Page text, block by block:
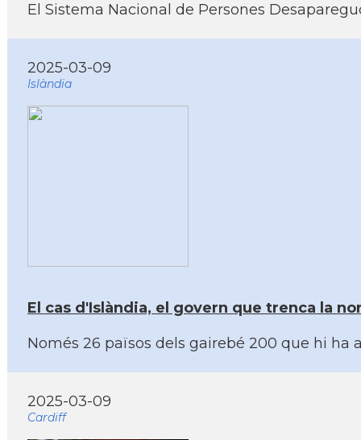
El Sistema Nacional de Persones
2025-03-09
Islàndia
El cas d'Islàndia, el govern que trenca la
Només 26 països dels gairebé 200 que hi
2025-03-09
Cardiff